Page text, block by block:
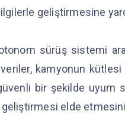
geliştirmesine
sürüş sistemi
kamyonun
bir şekilde uyum
elde etmesini